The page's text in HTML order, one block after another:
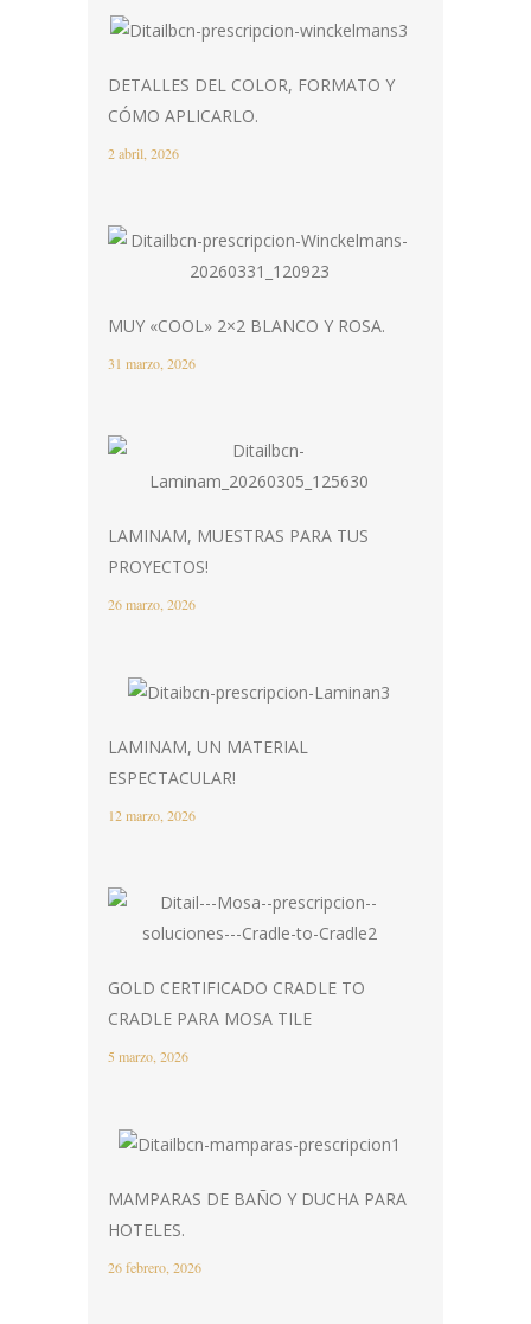
DETALLES DEL COLOR, FORMATO Y
CÓMO APLICARLO.
2 abril, 2026
MUY «COOL» 2×2 BLANCO Y ROSA.
31 marzo, 2026
LAMINAM, MUESTRAS PARA TUS
PROYECTOS!
26 marzo, 2026
LAMINAM, UN MATERIAL
ESPECTACULAR!
12 marzo, 2026
GOLD CERTIFICADO CRADLE TO
CRADLE PARA MOSA TILE
5 marzo, 2026
MAMPARAS DE BAÑO Y DUCHA PARA
HOTELES.
26 febrero, 2026